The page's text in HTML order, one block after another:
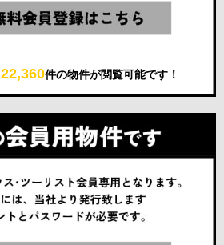
22,360件の物件が閲覧可能です！